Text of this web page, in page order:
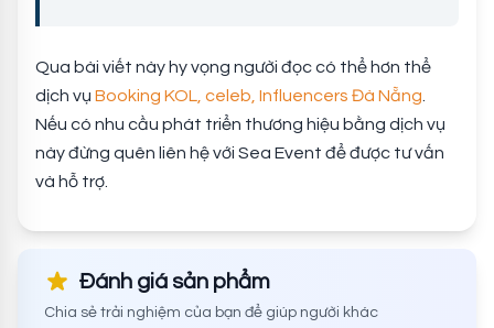
Qua bài viết này hy vọng người đọc có thể hơn thể
dịch vụ Booking KOL, celeb, Influencers Đà Nẵng
Nếu có nhu cầu phát triển thương hiệu bằng dịch vụ
này đừng quên liên hệ với Sea Event để được tư vấn
và hỗ trợ.
Đánh giá sản phẩm
Chia sẻ trải nghiệm của bạn để giúp người khác